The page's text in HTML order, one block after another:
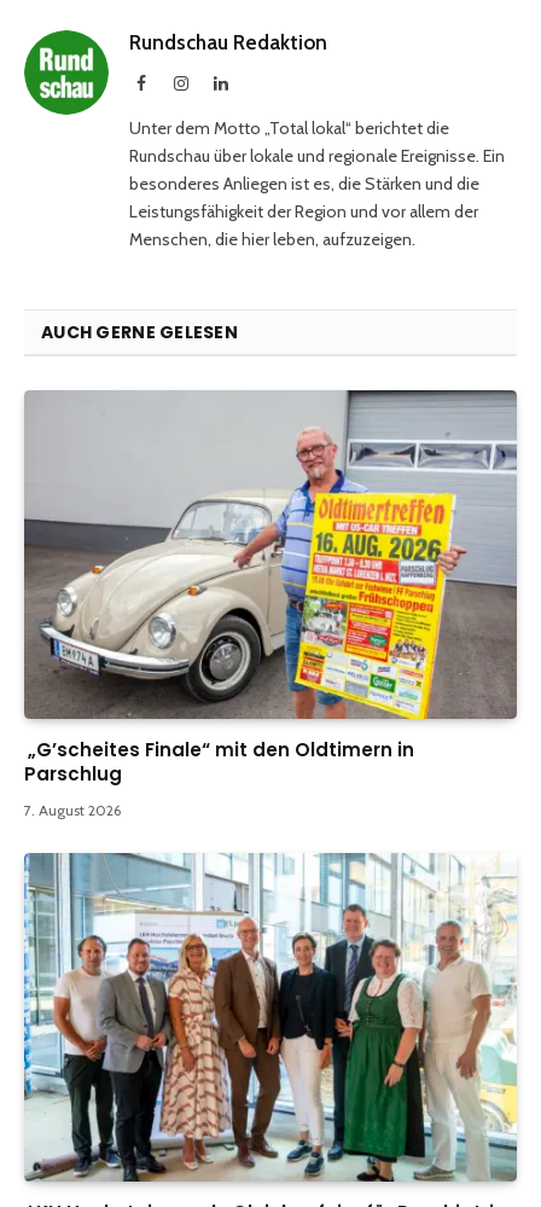
Rundschau Redaktion
FacebookInstagramLinkedIn
Unter dem Motto „Total lokal“ berichtet die
Rundschau über lokale und regionale Ereignisse. Ein
besonderes Anliegen ist es, die Stärken und die
Leistungsfähigkeit der Region und vor allem der
Menschen, die hier leben, aufzuzeigen.
AUCH GERNE GELESEN
„G’scheites Finale“ mit den Oldtimern in
Parschlug
7. August 2026